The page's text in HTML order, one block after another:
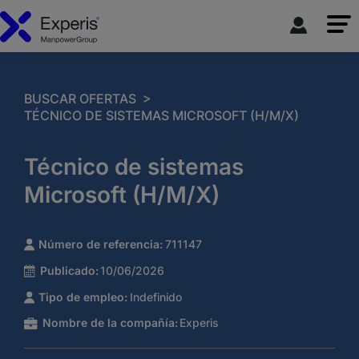
BUSCAR OFERTAS >
TÉCNICO DE SISTEMAS MICROSOFT (H/M/X)
Técnico de sistemas
Microsoft (H/M/X)
Número de referencia: 711147
Publicado: 10/06/2026
Tipo de empleo: Indefinido
Nombre de la compañía: Experis